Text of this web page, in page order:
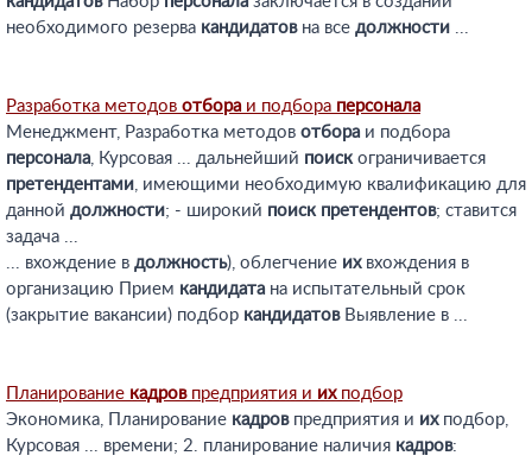
необходимого резерва кандидатовна все должности ...
Разработка методов отбораи подбора персонала
Менеджмент, Разработка методов отбора и подбора
персонала, Курсовая ... дальнейший поискограничивается
претендентами, имеющими необходимую квалификацию для
данной должности; - широкий поиск претендентов; ставится
задача ...
... вхождение в должность), облегчение ихвхождения в
организацию Прием кандидата на испытательный срок
(закрытие вакансии) подбор кандидатовВыявление в ...
Планирование кадровпредприятия и ихподбор
Экономика, Планирование кадровпредприятия и ихподбор,
Курсовая ... времени; 2. планирование наличия кадров: